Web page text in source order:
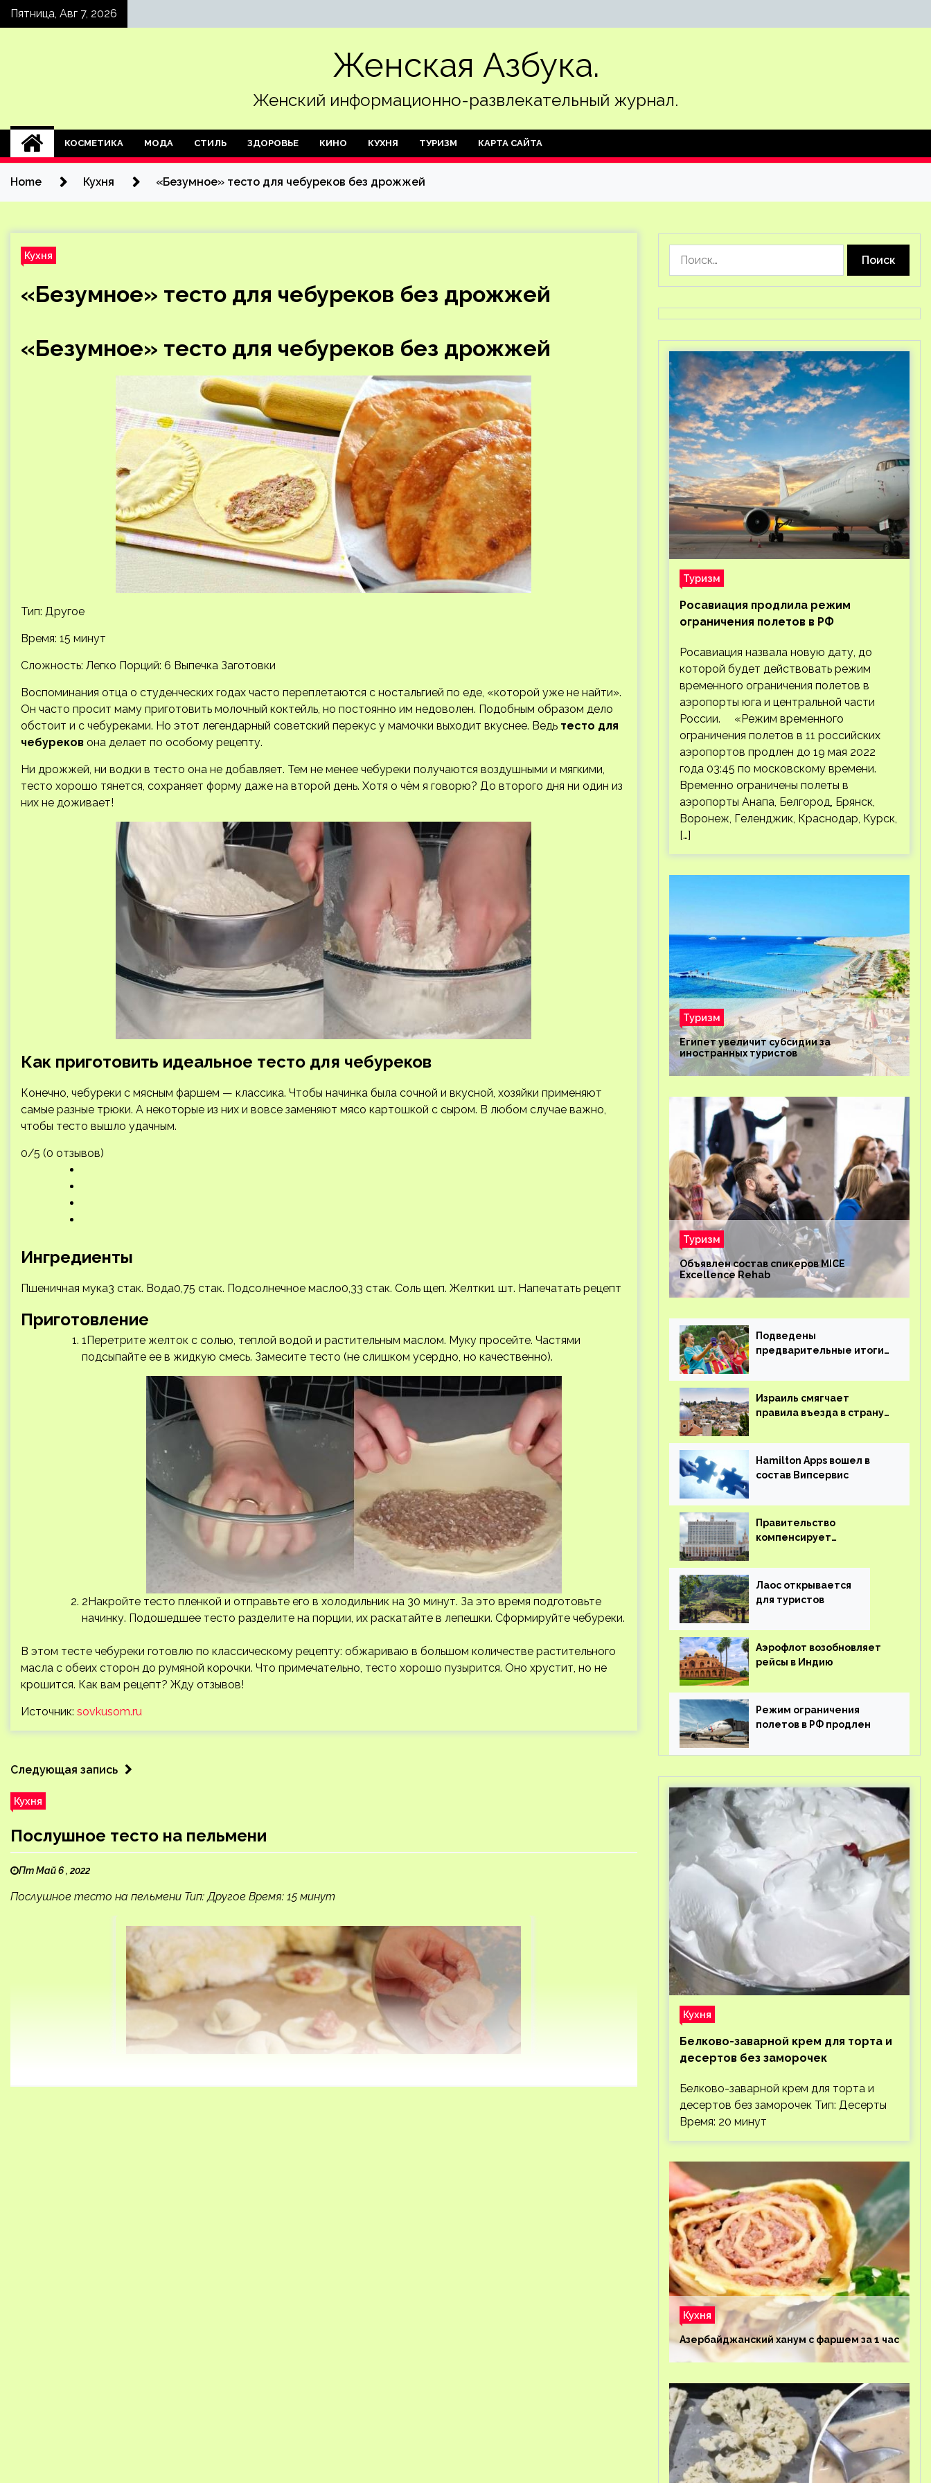
SkipПятница, Авг 7, 2026
Женская Азбука.
Женский информационно-развлекательный журнал.
КОСМЕТИКА МОДА СТИЛЬ ЗДОРОВЬЕ КИНО КУХНЯ ТУРИЗМ КАРТА САЙТА
Home Кухня «Безумное» тесто для чебуреков без дрожжей
Кухня
«Безумное» тесто для чебуреков без дрожжей
«Безумное» тесто для чебуреков без дрожжей
Тип: Другое
Время: 15 минут
Сложность: Легко Порций: 6 Выпечка Заготовки
Воспоминания отца о студенческих годах часто переплетаются с ностальгией по еде, «которой уже не найти».
Он часто просит маму приготовить молочный коктейль, но постоянно им недоволен. Подобным образом дело
обстоит и с чебуреками. Но этот легендарный советский перекус у мамочки выходит вкуснее. Ведь тесто для
чебуреков она делает по особому рецепту.
Ни дрожжей, ни водки в тесто она не добавляет. Тем не менее чебуреки получаются воздушными и мягкими,
тесто хорошо тянется, сохраняет форму даже на второй день. Хотя о чём я говорю? До второго дня ни один из
них не доживает!
Как приготовить идеальное тесто для чебуреков
Конечно, чебуреки с мясным фаршем — классика. Чтобы начинка была сочной и вкусной, хозяйки применяют
самые разные трюки. А некоторые из них и вовсе заменяют мясо картошкой с сыром. В любом случае важно,
чтобы тесто вышло удачным.
0/5 (0 отзывов)
Ингредиенты
Пшеничная мука3 стак. Вода0,75 стак. Подсолнечное масло0,33 стак. Соль щеп. Желтки1 шт. Напечатать рецепт
Приготовление
1Перетрите желток с солью, теплой водой и растительным маслом. Муку просейте. Частями
подсыпайте ее в жидкую смесь. Замесите тесто (не слишком усердно, но качественно).
2Накройте тесто пленкой и отправьте его в холодильник на 30 минут. За это время подготовьте
начинку. Подошедшее тесто разделите на порции, их раскатайте в лепешки. Сформируйте чебуреки.
В этом тесте чебуреки готовлю по классическому рецепту: обжариваю в большом количестве растительного
масла с обеих сторон до румяной корочки. Что примечательно, тесто хорошо пузырится. Оно хрустит, но не
крошится. Как вам рецепт? Жду отзывов!
Источник: sovkusom.ru
Следующая запись
Кухня
Послушное тесто на пельмени
Пт Май 6 , 2022
Послушное тесто на пельмени Тип: Другое Время: 15 минут
Туризм
Росавиация продлила режим
ограничения полетов в РФ
Росавиация назвала новую дату, до
которой будет действовать режим
временного ограничения полетов в
аэропорты юга и центральной части
России. «Режим временного
ограничения полетов в 11 российских
аэропортов продлен до 19 мая 2022
года 03:45 по московскому времени.
Временно ограничены полеты в
аэропорты Анапа, Белгород, Брянск,
Воронеж, Геленджик, Краснодар, Курск,
[…]
Туризм
Египет увеличит субсидии за
иностранных туристов
Туризм
Объявлен состав спикеров MICE
Excellence Rehab
Подведены
предварительные итоги
Израиль смягчает
правила въезда в страну
Hamilton Apps вошел в
состав Випсервис
Правительство
компенсирует
на вывоз россиян из-за
рубежа
Лаос открывается
для туристов
Аэрофлот возобновляет
рейсы в Индию
Режим ограничения
полетов в РФ продлен
Кухня
Белково-заварной крем для торта и
десертов без заморочек
Белково-заварной крем для торта и
десертов без заморочек Тип: Десерты
Время: 20 минут
Кухня
Азербайджанский ханум с фаршем за 1 час